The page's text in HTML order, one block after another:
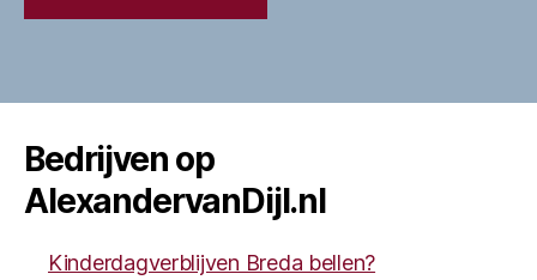
Bedrijven op
AlexandervanDijl.nl
Kinderdagverblijven Breda bellen?